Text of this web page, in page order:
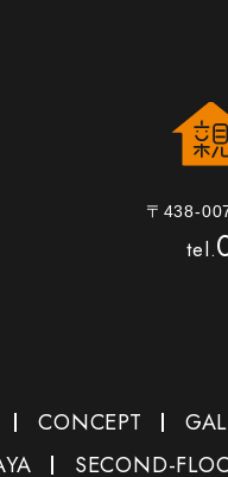
〒438-
tel.
CONCEPT
SECOND-